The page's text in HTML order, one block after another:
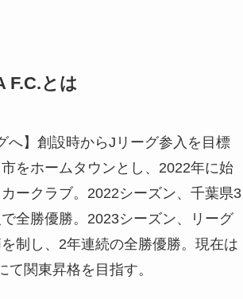
F.C.とは
へ】創設時からJリーグ参入を目標
をホームタウンとし、2022年に始
ークラブ。2022シーズン、千葉県3
全勝優勝。2023シーズン、リーグ
制し、2年連続の全勝優勝。現在は
て関東昇格を目指す。